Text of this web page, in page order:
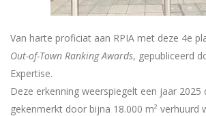
Van harte proficiat aan RPIA met deze 4e
Out-of-Town Ranking Awards, gepubliceerd
Expertise.
Deze erkenning weerspiegelt een jaar 2025
gekenmerkt door bijna 18.000 m² verhuurd